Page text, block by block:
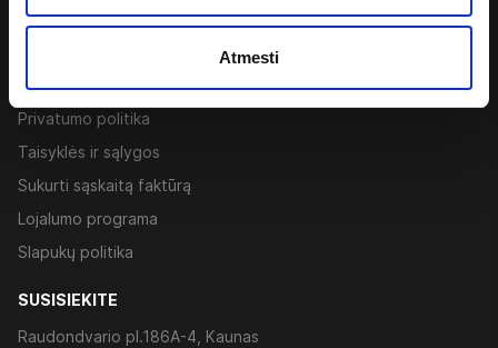
Atmesti
Alergenai
Privatumo politika
Taisyklės ir sąlygos
Sukurti sąskaitą faktūrą
Lojalumo programa
Slapukų politika
SUSISIEKITE
Raudondvario pl.186A-4, Kaunas